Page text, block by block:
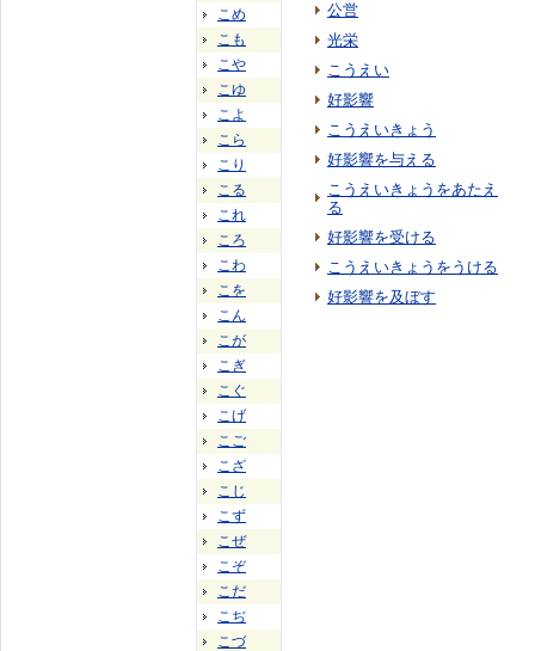
こめ
こも
こや
こゆ
こよ
こら
こり
こる
これ
ころ
こわ
こを
こん
こが
こぎ
こぐ
こげ
こご
こざ
こじ
こず
こぜ
こぞ
こだ
こぢ
こづ
公営
光栄
こうえい
好影響
こうえいきょう
好影響を与える
こうえいきょうをあたえ
る
好影響を受ける
こうえいきょうをうける
好影響を及ぼす